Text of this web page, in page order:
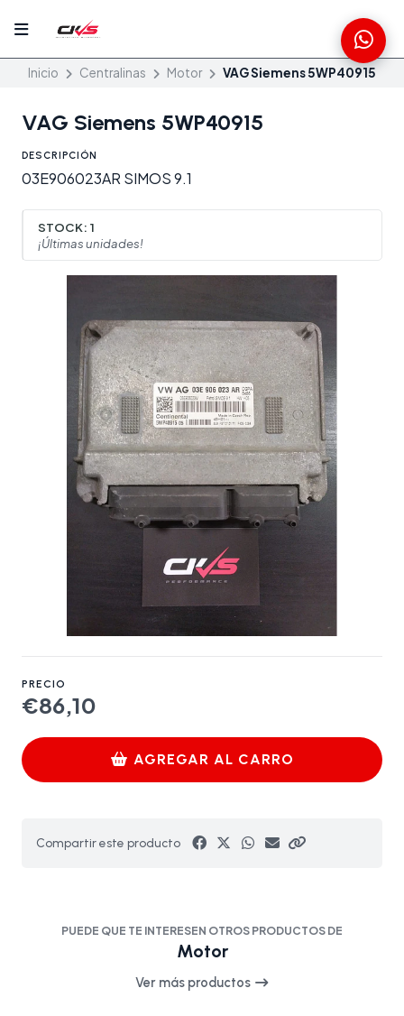
Inicio Centralinas Motor VAG Siemens 5WP40915
VAG Siemens 5WP40915
DESCRIPCIÓN
03E906023AR SIMOS 9.1
STOCK: 1
¡Últimas unidades!
PRECIO
€86,10
AGREGAR AL CARRO
Compartir este producto
PUEDE QUE TE INTERESEN OTROS PRODUCTOS DE
Motor
Ver más productos